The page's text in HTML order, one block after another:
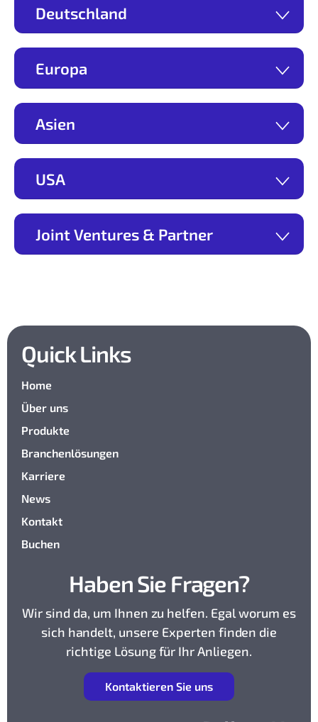
Deutschland
Europa
Asien
USA
Joint Ventures & Partner
Quick Links
Home
Über uns
Produkte
Branchenlösungen
Karriere
News
Kontakt
Buchen
Haben Sie Fragen?
Wir sind da, um Ihnen zu helfen. Egal worum es
sich handelt, unsere Experten finden die
richtige Lösung für Ihr Anliegen.
Kontaktieren Sie uns